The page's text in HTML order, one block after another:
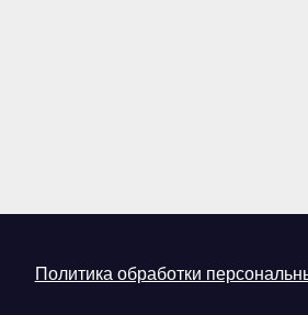
Политика обработки